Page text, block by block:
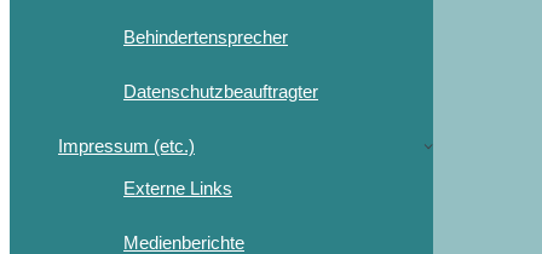
Behindertensprecher
Datenschutzbeauftragter
Impressum (etc.)
Externe Links
Medienberichte